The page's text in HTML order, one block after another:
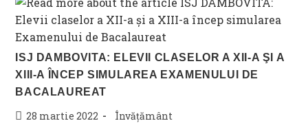
ISJ DAMBOVITA: ELEVII CLASELOR A XII-A ŞI A
XIII-A ÎNCEP SIMULAREA EXAMENULUI DE
BACALAUREAT
Post28 martie 2022
Post
Învățământ